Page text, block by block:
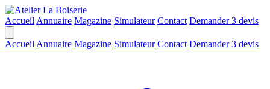
Accueil Annuaire Magazine Simulateur Contact Demander 3 devis
Accueil Annuaire Magazine Simulateur Contact Demander 3 devis